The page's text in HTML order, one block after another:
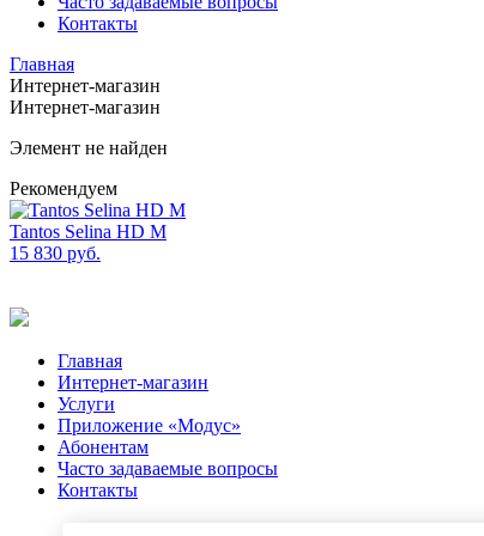
Контакты
Главная
Интернет-магазин
Интернет-магазин
Элемент не найден
Рекомендуем
Tantos Selina HD M
15 830 руб.
Главная
Интернет-магазин
Услуги
Приложение «Модус»
Абонентам
Часто задаваемые вопросы
Контакты